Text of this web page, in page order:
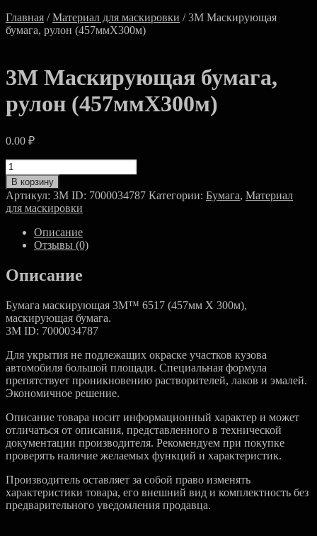
Главная /Материал для маскировки / 3M Маскирующая
бумага, рулон (457ммХ300м)
3M Маскирующая бумага,
рулон (457ммХ300м)
0.00 ₽
Количество
товара
3M
Маскирующая
бумага,
рулон
(457ммХ300м)
В корзину
Артикул: 3M ID: 7000034787 Категории: Бумага, Материал
для маскировки
Описание
Отзывы (0)
Описание
Бумага маскирующая 3M™ 6517 (457мм Х 300м),
маскирующая бумага.
3M ID: 7000034787
Для укрытия не подлежащих окраске участков кузова
автомобиля большой площади. Специальная формула
препятствует проникновению растворителей, лаков и эмалей.
Экономичное решение.
Описание товара носит информационный характер и может
отличаться от описания, представленного в технической
документации производителя. Рекомендуем при покупке
проверять наличие желаемых функций и характеристик.
Производитель оставляет за собой право изменять
характеристики товара, его внешний вид и комплектность без
предварительного уведомления продавца.